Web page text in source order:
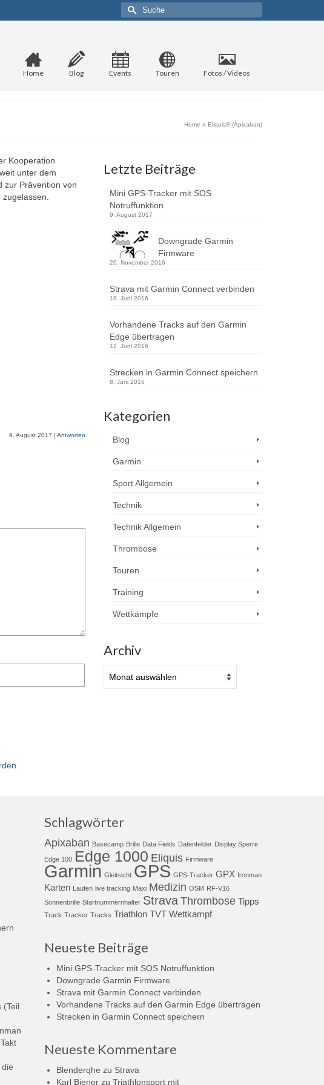
Suche
nach:
Home Blog Events Touren Fotos / Videos
Home » Eliquis® (Apixaban)
Kooperation
unter dem
zur Prävention von
9. August 2017 | Antworten
Letzte Beiträge
Mini GPS-Tracker mit SOS
Notruffunktion
9. August 2017
Downgrade Garmin
Firmware
26. November 2016
Strava mit Garmin Connect verbinden
18. Juni 2016
Vorhandene Tracks auf den Garmin
Edge übertragen
12. Juni 2016
Strecken in Garmin Connect speichern
8. Juni 2016
Kategorien
Blog
Garmin
Sport Allgemein
Technik
Technik Allgemein
Thrombose
Touren
Training
Wettkämpfe
Archiv
(Teil
Schlagwörter
Apixaban Basecamp Brille Data Fields Datenfelder Display Sperre
Edge 100 Edge 1000 Eliquis Firmware
Garmin Gleitsicht GPS GPS-Tracker GPX Ironman
Karten Laufen live tracking Maxi Medizin OSM RF-V16
Sonnenbrille Startnummernhalter Strava Thrombose Tipps
Track Tracker Tracks Triathlon TVT Wettkampf
Neueste Beiträge
Mini GPS-Tracker mit SOS Notruffunktion
Downgrade Garmin Firmware
Strava mit Garmin Connect verbinden
Vorhandene Tracks auf den Garmin Edge übertragen
Strecken in Garmin Connect speichern
Neueste Kommentare
Blenderqhe zu Strava
Karl Biener zu Triathlonsport mit